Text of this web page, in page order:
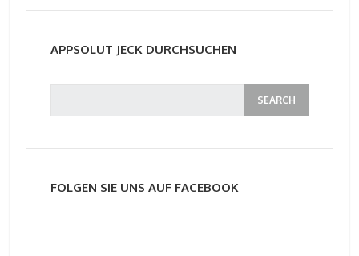
APPSOLUT JECK DURCHSUCHEN
FOLGEN SIE UNS AUF FACEBOOK